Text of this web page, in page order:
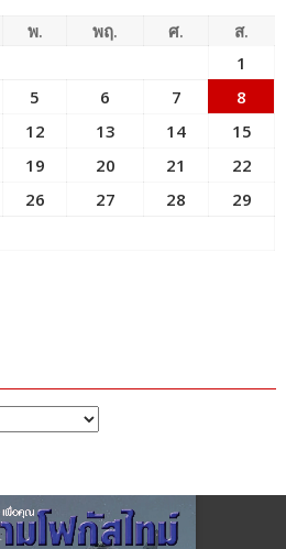
พ. พฤ. ศ.
ส.
1
5 6 7
8
12 13 14
15
19 20 21
22
26 27 28
29